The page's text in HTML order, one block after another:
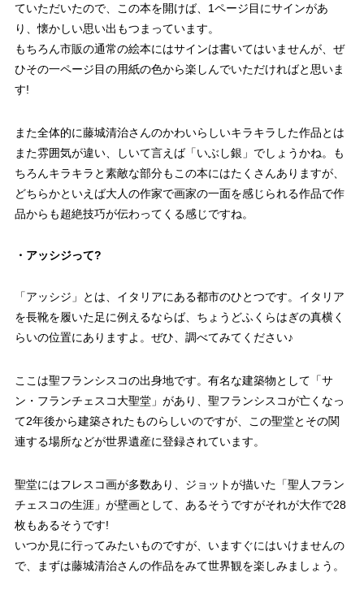
ていただいたので、この本を開けば、1ページ目にサインがあ
り、懐かしい思い出もつまっています。
もちろん市販の通常の絵本にはサインは書いてはいませんが、ぜ
ひその一ページ目の用紙の色から楽しんでいただければと思いま
す!
また全体的に藤城清治さんのかわいらしいキラキラした作品とは
また雰囲気が違い、しいて言えば「いぶし銀」でしょうかね。も
ちろんキラキラと素敵な部分もこの本にはたくさんありますが、
どちらかといえば大人の作家で画家の一面を感じられる作品で作
品からも超絶技巧が伝わってくる感じですね。
・アッシジって?
「アッシジ」とは、イタリアにある都市のひとつです。イタリア
を長靴を履いた足に例えるならば、ちょうどふくらはぎの真横く
らいの位置にありますよ。ぜひ、調べてみてください♪
ここは聖フランシスコの出身地です。有名な建築物として「サ
ン・フランチェスコ大聖堂」があり、聖フランシスコが亡くなっ
て2年後から建築されたものらしいのですが、この聖堂とその関
連する場所などが世界遺産に登録されています。
聖堂にはフレスコ画が多数あり、ジョットが描いた「聖人フラン
チェスコの生涯」が壁画として、あるそうですがそれが大作で28
枚もあるそうです!
いつか見に行ってみたいものですが、いますぐにはいけませんの
で、まずは藤城清治さんの作品をみて世界観を楽しみましょう。